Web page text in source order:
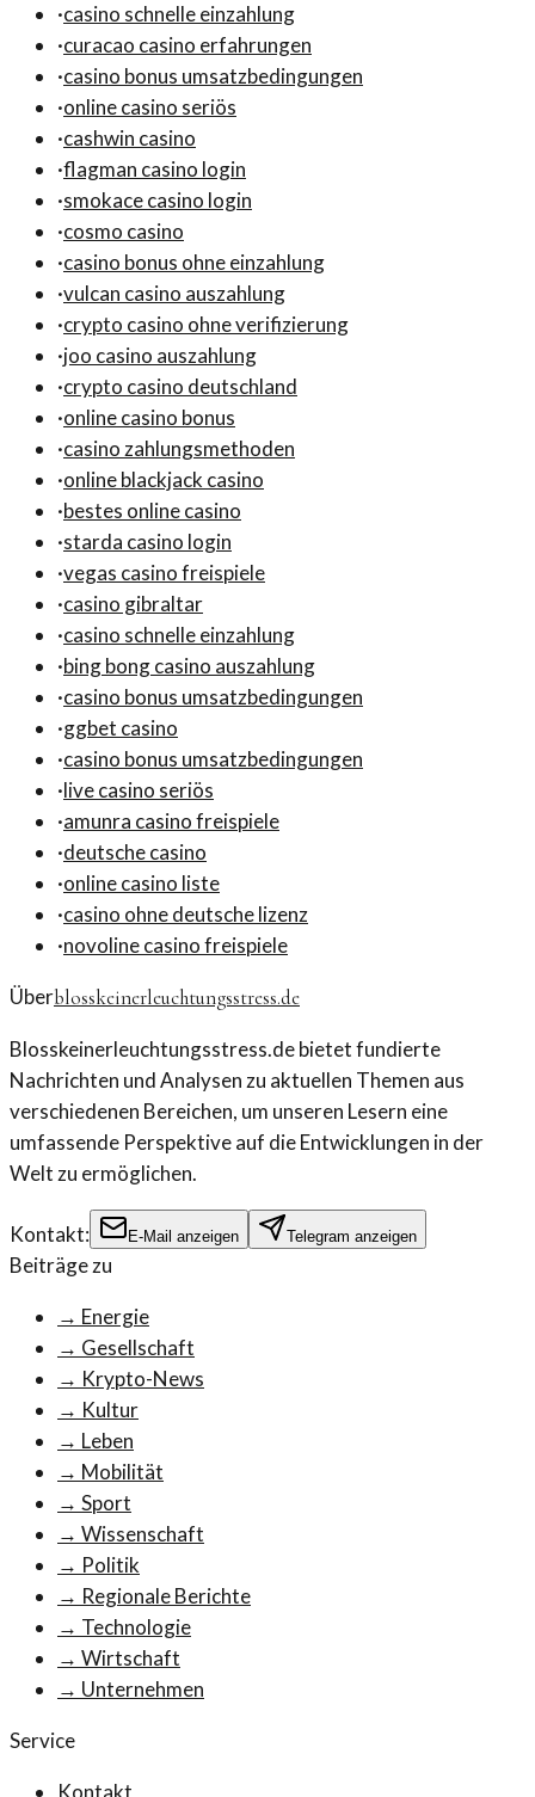
·casino schnelle einzahlung
·curacao casino erfahrungen
·casino bonus umsatzbedingungen
·online casino seriös
·cashwin casino
·flagman casino login
·smokace casino login
·cosmo casino
·casino bonus ohne einzahlung
·vulcan casino auszahlung
·crypto casino ohne verifizierung
·joo casino auszahlung
·crypto casino deutschland
·online casino bonus
·casino zahlungsmethoden
·online blackjack casino
·bestes online casino
·starda casino login
·vegas casino freispiele
·casino gibraltar
·casino schnelle einzahlung
·bing bong casino auszahlung
·casino bonus umsatzbedingungen
·ggbet casino
·casino bonus umsatzbedingungen
·live casino seriös
·amunra casino freispiele
·deutsche casino
·online casino liste
·casino ohne deutsche lizenz
·novoline casino freispiele
Überblosskeinerleuchtungsstress.de
Blosskeinerleuchtungsstress.de bietet fundierte
Nachrichten und Analysen zu aktuellen Themen aus
verschiedenen Bereichen, um unseren Lesern eine
umfassende Perspektive auf die Entwicklungen in der
Welt zu ermöglichen.
Kontakt: E-Mail anzeigen Telegram anzeigen
Beiträge zu
→ Energie
→ Gesellschaft
→ Krypto-News
→ Kultur
→ Leben
→ Mobilität
→ Sport
→ Wissenschaft
→ Politik
→ Regionale Berichte
→ Technologie
→ Wirtschaft
→ Unternehmen
Service